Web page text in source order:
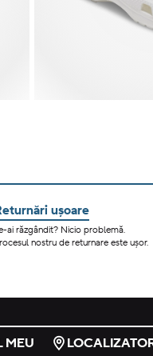
ușoare
ai răzgândit? Nicio problemă.
nostru de returnare este ușor.
MEU